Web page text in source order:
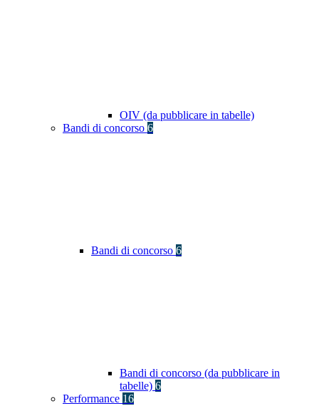
OIV (da pubblicare in tabelle)
Bandi di concorso 6
Bandi di concorso 6
Bandi di concorso (da pubblicare in
tabelle) 6
Performance 16